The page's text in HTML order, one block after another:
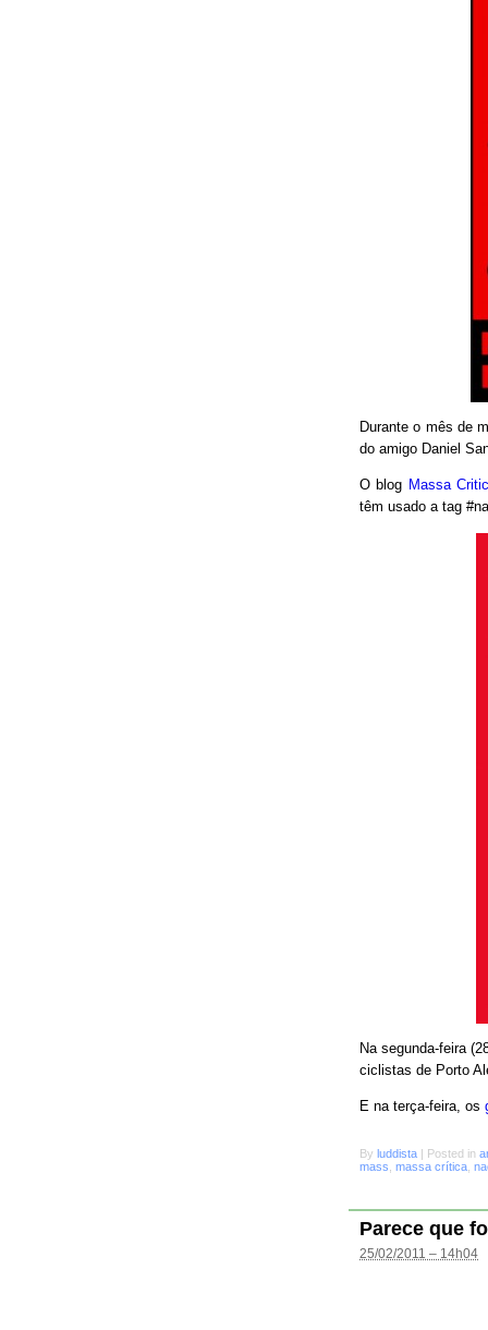
Durante o mês de
do amigo Daniel
O blog Massa
têm usado a tag
Na segunda-feira
ciclistas de Porto
E na terça-feira, os
By luddista | Posted in
mass massa crítica
Parece que
25/02/2011 – 14h04